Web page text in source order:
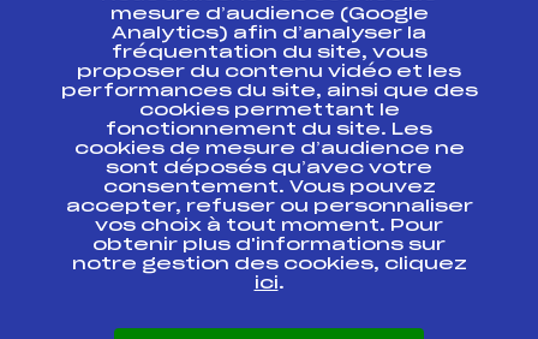
ESPACE PRESSE
Ressources
Pass’Neige
Projet sportif fédéral
Projet de performance fédéral
Antidopage
Pôle Développement, Formation, Suivi
Scientifique
Listes ministérielles
Pôle vie de l’athlète
mesure d’audience (Google
Analytics) afin d’analyser la
fréquentation du site, vous
proposer du contenu vidéo et les
performances du site, ainsi que des
cookies permettant le
fonctionnement du site. Les
cookies de mesure d’audience ne
sont déposés qu’avec votre
consentement. Vous pouvez
accepter, refuser ou personnaliser
vos choix à tout moment. Pour
obtenir plus d'informations sur
notre gestion des cookies, cliquez
ici.